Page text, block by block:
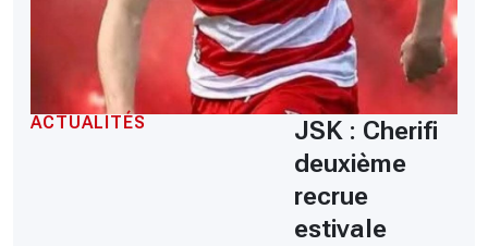
ACTUALITÉS
JSK : Cherifi
deuxième
recrue
estivale